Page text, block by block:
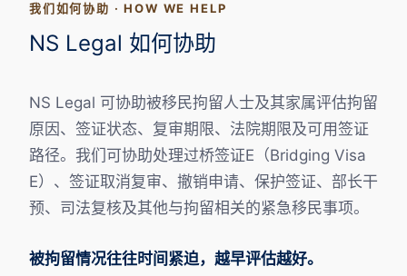
我们如何协助 · HOW WE HELP
NS Legal 如何协助
NS Legal 可协助被移民拘留人士及其家属评估拘留
原因、签证状态、复审期限、法院期限及可用签证
路径。我们可协助处理过桥签证E（Bridging Visa
E）、签证取消复审、撤销申请、保护签证、部长干
预、司法复核及其他与拘留相关的紧急移民事项。
被拘留情况往往时间紧迫，越早评估越好。